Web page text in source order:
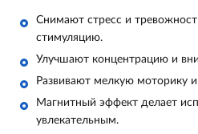
Снимают стресс и
стимуляцию.
Улучшают концентрацию и
Развивают мелкую моторику
Магнитный эффект делает
увлекательным.